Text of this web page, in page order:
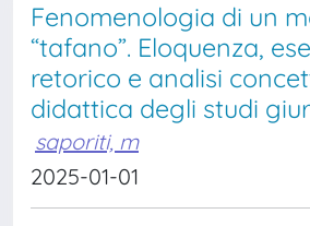
Fenomenologia di un
“tafano”. Eloquenza,
retorico e analisi
didattica degli studi
saporiti, m
2025-01-01